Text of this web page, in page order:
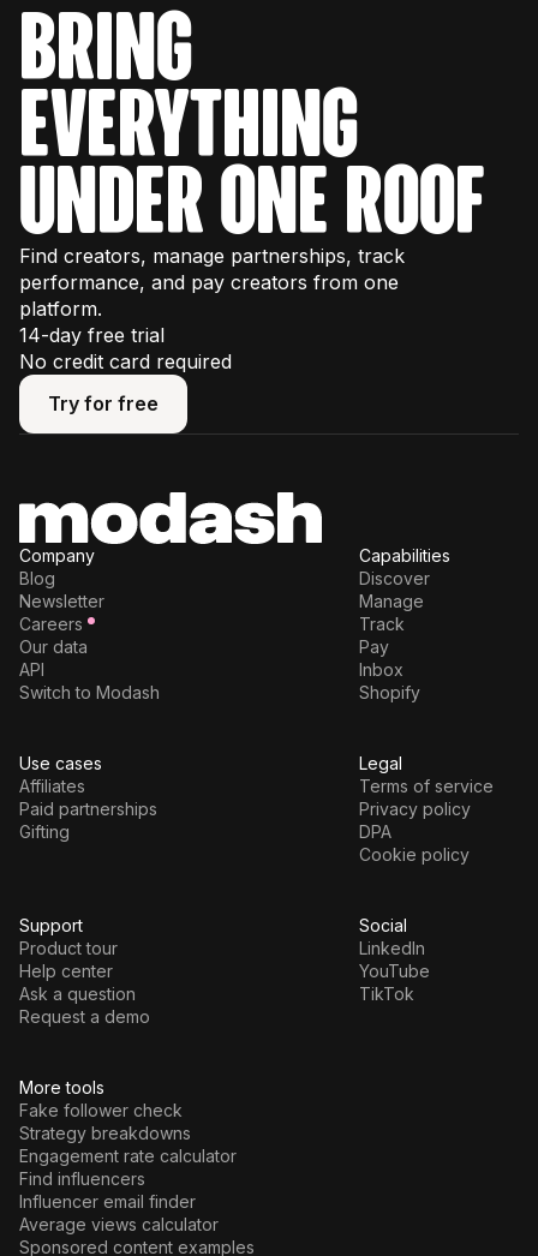
bring
everything
under one roof
Find creators, manage partnerships, track
performance, and pay creators from one
platform.
14-day free trial
No credit card required
Try for free
Try for free
More tools
Fake follower check
Strategy breakdowns
Engagement rate calculator
Find influencers
Influencer email finder
Average views calculator
Sponsored content examples
Company
Blog
Newsletter
Careers
Our data
API
Switch to Modash
Capabilities
Discover
Manage
Track
Pay
Inbox
Shopify
Use cases
Affiliates
Paid partnerships
Gifting
Legal
Terms of service
Privacy policy
DPA
Cookie policy
Support
Product tour
Help center
Ask a question
Request a demo
Social
LinkedIn
YouTube
TikTok